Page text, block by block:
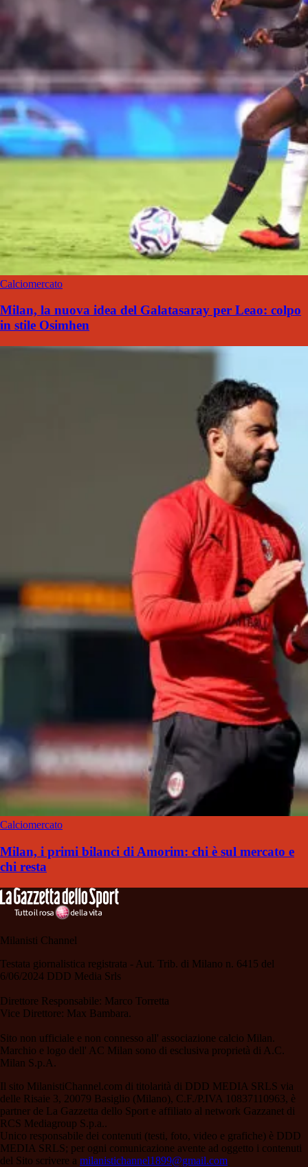
Calciomercato
Milan, la nuova idea del Galatasaray per Leao: colpo
in stile Osimhen
Calciomercato
Milan, i primi bilanci di Amorim: chi è sul mercato e
chi resta
Milanisti Channel
Testata giornalistica registrata - Aut. Trib. di Milano n. 6415 del
6/06/2024 DDD Media Srls
Direttore Responsabile: Marco Torretta
Vice Direttore: Max Bambara.
Sito non ufficiale e non connesso all' associazione calcio Milan.
Marchio e logo dell' AC Milan sono di esclusiva proprietà di A.C.
Milan S.p.A.
Il sito MilanistiChannel.com di titolarità di DDD MEDIA SRLS via
delle Risaie 3, 20079 Basiglio (Milano), C.F./P.IVA 10837110963, è
partner de La Gazzetta dello Sport e affiliato al network Gazzanet di
RCS Mediagroup S.p.a..
Unico responsabile dei contenuti (testi, foto, video e grafiche) è DDD
MEDIA SRLS; per ogni comunicazione avente ad oggetto i contenuti
del Sito scrivere a milanistichannel1899@gmail.com